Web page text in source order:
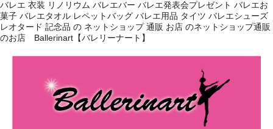
バレエ 衣装 リノリウム バレエバー バレエ発表会プレゼント バレエお
菓子 バレエタオル レペットバッグ バレエ用品 タイツ バレエシューズ
レオタード 記念品 の ネットショップ 通販 お店 のネットショップ通販
のお店 Ballerinart【バレリーナート】